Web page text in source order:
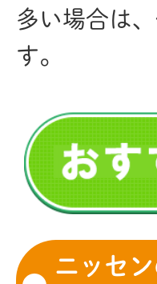
多い場合は
す。
ニッセ